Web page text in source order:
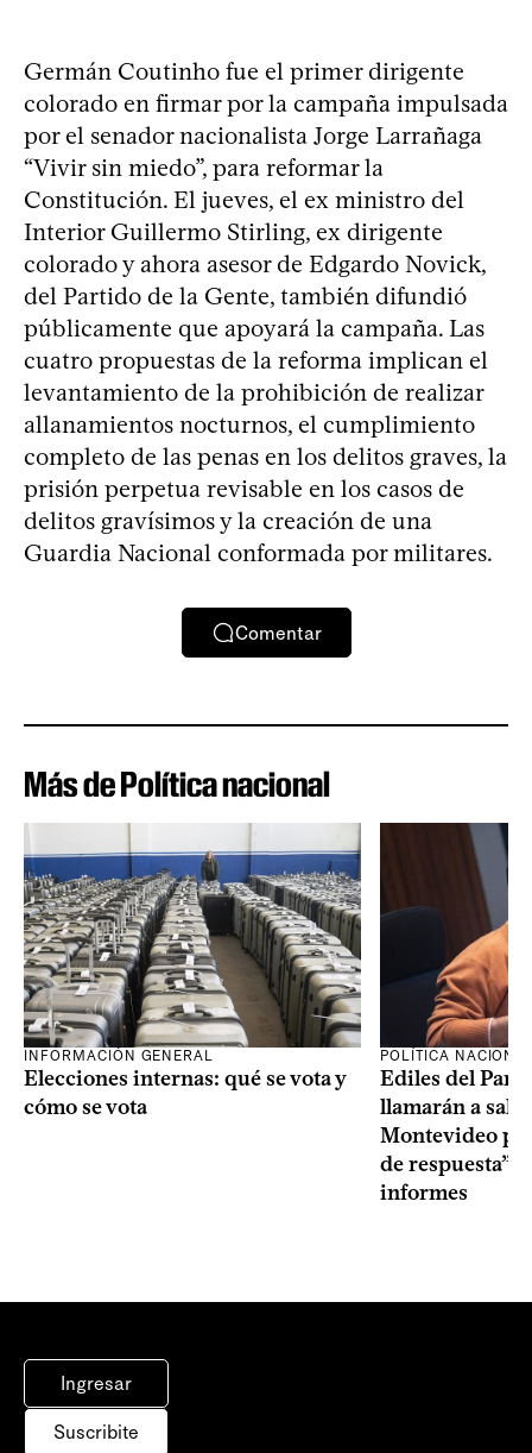
Germán Coutinho fue el primer dirigente
colorado en firmar por la campaña impulsada
por el senador nacionalista Jorge Larrañaga
“Vivir sin miedo”, para reformar la
Constitución. El jueves, el ex ministro del
Interior Guillermo Stirling, ex dirigente
colorado y ahora asesor de Edgardo Novick,
del Partido de la Gente, también difundió
públicamente que apoyará la campaña. Las
cuatro propuestas de la reforma implican el
levantamiento de la prohibición de realizar
allanamientos nocturnos, el cumplimiento
completo de las penas en los delitos graves, la
prisión perpetua revisable en los casos de
delitos gravísimos y la creación de una
Guardia Nacional conformada por militares.
Comentar
Más de Política nacional
INFORMACIÓN GENERAL
Elecciones internas: qué se vota y
cómo se vota
POLÍTICA
Ediles del
llamarán a sala
Montevideo
de respuesta”
informes
Ingresar
Suscribite